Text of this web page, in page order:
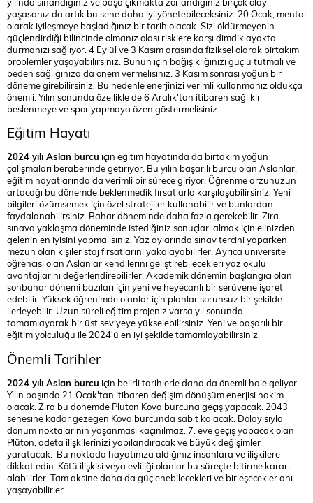
yaşasanız da artık bu sene daha iyi yönetebileceksiniz. 20 Ocak, mental
olarak iyileşmeye başladığınız bir tarih olacak. Sizi öldürmeyenin
güçlendirdiği bilincinde olmanız olası risklere karşı dimdik ayakta
durmanızı sağlıyor. 4 Eylül ve 3 Kasım arasında fiziksel olarak birtakım
problemler yaşayabilirsiniz. Bunun için bağışıklığınızı güçlü tutmalı ve
beden sağlığınıza da önem vermelisiniz. 3 Kasım sonrası yoğun bir
döneme girebilirsiniz. Bu nedenle enerjinizi verimli kullanmanız oldukça
önemli. Yılın sonunda özellikle de 6 Aralık'tan itibaren sağlıklı
beslenmeye ve spor yapmaya özen göstermelisiniz.
Eğitim Hayatı
2024 yılı Aslan burcu için eğitim hayatında da birtakım yoğun
çalışmaları beraberinde getiriyor. Bu yılın başarılı burcu olan Aslanlar,
eğitim hayatlarında da verimli bir sürece giriyor. Öğrenme arzunuzun
artacağı bu dönemde beklenmedik fırsatlarla karşılaşabilirsiniz. Yeni
bilgileri özümsemek için özel stratejiler kullanabilir ve bunlardan
faydalanabilirsiniz. Bahar döneminde daha fazla gerekebilir. Zira
sınava yaklaşma döneminde istediğiniz sonuçları almak için elinizden
gelenin en iyisini yapmalısınız. Yaz aylarında sınav tercihi yaparken
mezun olan kişiler staj fırsatlarını yakalayabilirler. Ayrıca üniversite
öğrencisi olan Aslanlar kendilerini geliştirebilecekleri yaz okulu
avantajlarını değerlendirebilirler. Akademik dönemin başlangıcı olan
sonbahar dönemi bazıları için yeni ve heyecanlı bir serüvene işaret
edebilir. Yüksek öğrenimde olanlar için planlar sorunsuz bir şekilde
ilerleyebilir. Uzun süreli eğitim projeniz varsa yıl sonunda
tamamlayarak bir üst seviyeye yükselebilirsiniz. Yeni ve başarılı bir
eğitim yolculuğu ile 2024'ü en iyi şekilde tamamlayabilirsiniz.
Önemli Tarihler
2024 yılı Aslan burcu için belirli tarihlerle daha da önemli hale geliyor.
Yılın başında 21 Ocak'tan itibaren değişim dönüşüm enerjisi hakim
olacak. Zira bu dönemde Plüton Kova burcuna geçiş yapacak. 2043
senesine kadar gezegen Kova burcunda sabit kalacak. Dolayısıyla
dönüm noktalarının yaşanması kaçınılmaz. 7. eve geçiş yapacak olan
Plüton, adeta ilişkilerinizi yapılandıracak ve büyük değişimler
yaratacak. Bu noktada hayatınıza aldığınız insanlara ve ilişkilere
dikkat edin. Kötü ilişkisi veya evliliği olanlar bu süreçte bitirme kararı
alabilirler. Tam aksine daha da güçlenebilecekleri ve birleşecekler anı
yaşayabilirler.